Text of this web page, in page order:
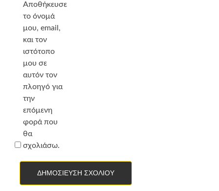
Αποθήκευσε
το όνομά
μου, email,
και τον
ιστότοπο
μου σε
αυτόν τον
πλοηγό για
την
επόμενη
φορά που
θα
σχολιάσω.